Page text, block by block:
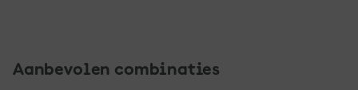
Aanbevolen combinaties